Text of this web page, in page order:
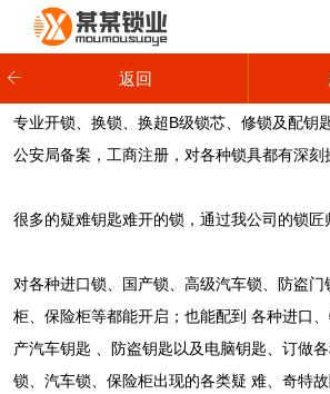
返回
专业开锁、换锁、换超B级锁芯、修锁及配钥
公安局备案，工商注册，对各种锁具都有深刻
很多的疑难钥匙难开的锁，通过我公司的锁匠
对各种进口锁、国产锁、高级汽车锁、防盗
柜、保险柜等都能开启；也能配到 各种进口
产汽车钥匙 、防盗钥匙以及电脑钥匙、订做
锁、汽车锁、保险柜出现的各类疑 难、奇特
产品中心
新闻动态
联系我们